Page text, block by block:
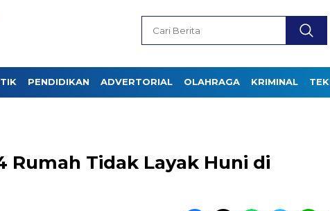
PENDIDIKAN ADVERTORIAL OLAHRAGA KRIMINAL
Rumah Tidak Layak Huni di